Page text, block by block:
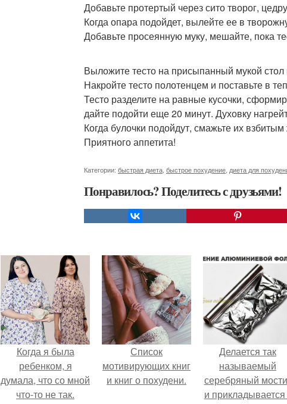
Добавьте протертый через сито творог,
Когда опара подойдет, вылейте ее в
Добавьте просеянную муку, мешайте, пока
Выложите тесто на присыпанный мукой стол
Накройте тесто полотенцем и поставьте в
Тесто разделите на равные кусочки,
дайте подойти еще 20 минут. Духовку
Когда булочки подойдут, смажьте их
Приятного аппетита!
Категории: быстрая диета быстрое похудение диета для
Понравилось? Поделитесь с друзьями!
Когда я была
ребенком, я
думала, что со мной
что-то не так.
Список
мотивирующих книг
и книг о похудени.
Делается так
называемый
серебряный
и прикладывается